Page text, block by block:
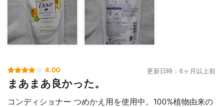
4.00 更新日時：6ヶ月以上前
まあまあ良かった。
コンディショナー つめかえ用を使用中。100%植物由来の